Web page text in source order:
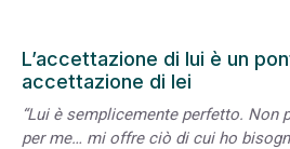
L’accettazione di lui è un
accettazione di lei
“Lui è semplicemente perfetto. Non
per me… mi offre ciò di cui ho